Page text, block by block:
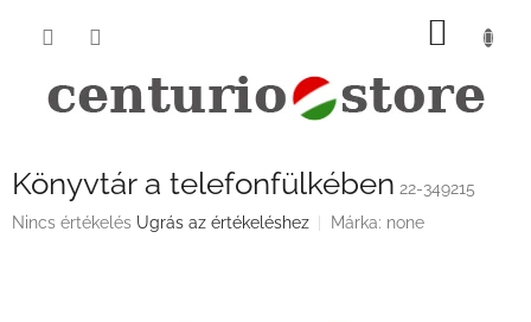
KOSÁR
Könyvtár a telefonfülkében 22-349215
A
Nincs értékelés Ugrás az értékeléshez Márka: none